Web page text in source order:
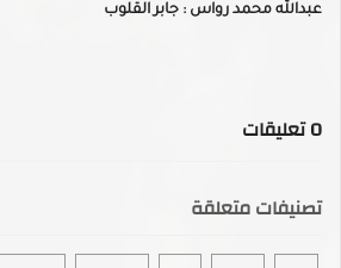
عبدالله محمد رواس : جابر القلوب
0تعليقات
تصنيفات متعلقة